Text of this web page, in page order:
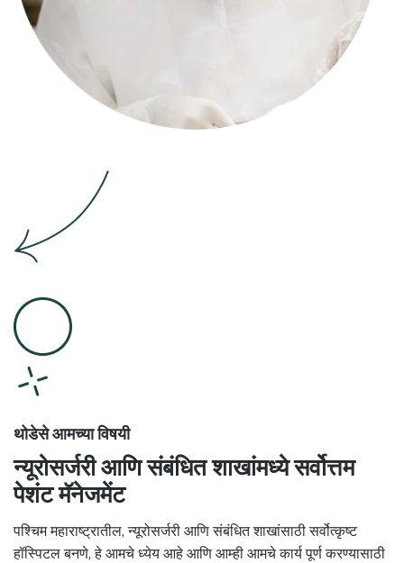
थोडेसे आमच्या विषयी
न्यूरोसर्जरी आणि संबंधित शाखांमध्ये सर्वोत्तम
पेशंट मॅनेजमेंट
पश्चिम महाराष्ट्रातील, न्यूरोसर्जरी आणि संबंधित शाखांसाठी सर्वोत्कृष्ट
हॉस्पिटल बनणे, हे आमचे ध्येय आहे आणि आम्ही आमचे कार्य पूर्ण करण्यासाठी